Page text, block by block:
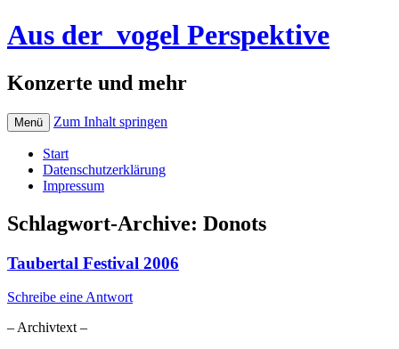
Aus der_vogel Perspektive
Konzerte und mehr
Menü Zum Inhalt springen
Start
Datenschutzerklärung
Impressum
Schlagwort-Archive: Donots
Taubertal Festival 2006
Schreibe eine Antwort
– Archivtext –